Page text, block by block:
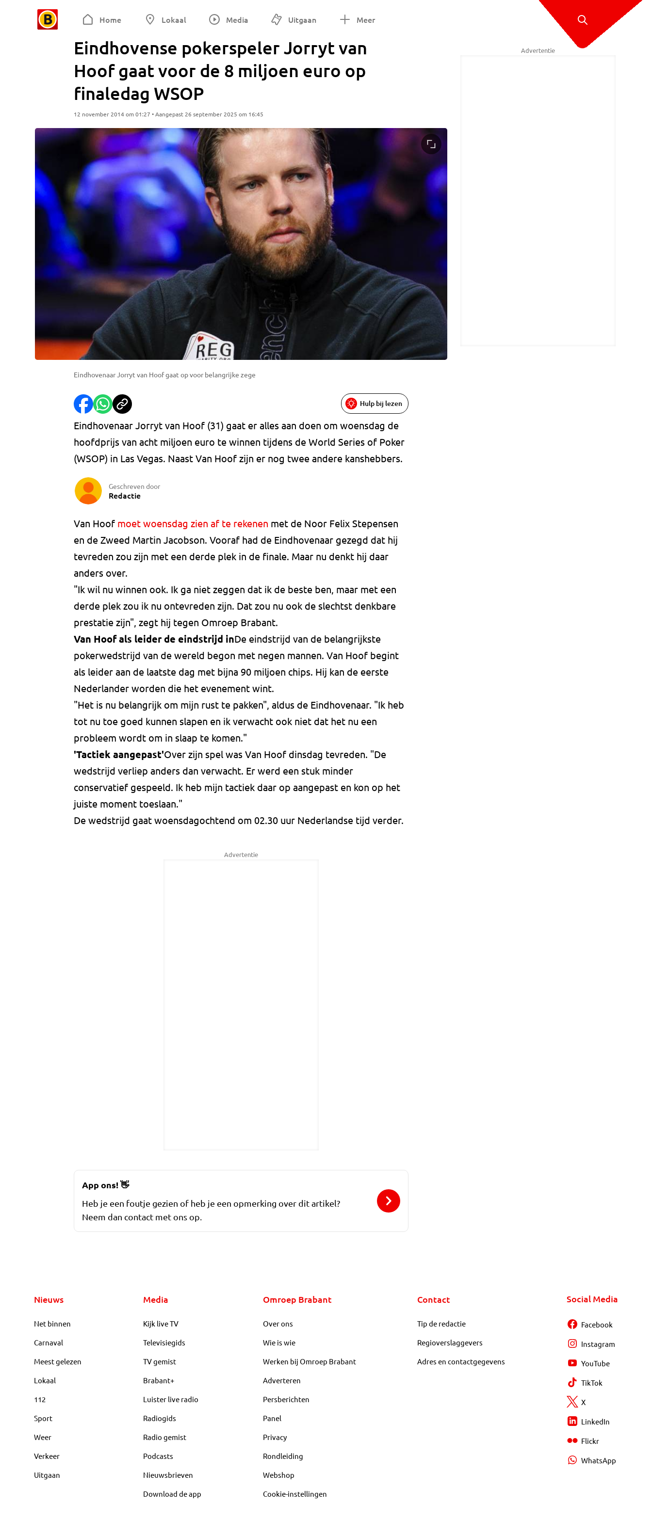
Home Lokaal Media Uitgaan Meer
Eindhovense pokerspeler Jorryt van
Hoof gaat voor de 8 miljoen euro op
finaledag WSOP
12 november 2014 om 01:27 • Aangepast 26 september 2025 om 16:45
Eindhovenaar Jorryt van Hoof gaat op voor belangrijke zege
Hulp bij lezen
Eindhovenaar Jorryt van Hoof (31) gaat er alles aan doen om woensdag de
hoofdprijs van acht miljoen euro te winnen tijdens de World Series of Poker
(WSOP) in Las Vegas. Naast Van Hoof zijn er nog twee andere kanshebbers.
Geschreven door
Redactie
Van Hoof moet woensdag zien af te rekenen met de Noor Felix Stepensen
en de Zweed Martin Jacobson. Vooraf had de Eindhovenaar gezegd dat hij
tevreden zou zijn met een derde plek in de finale. Maar nu denkt hij daar
anders over.
"Ik wil nu winnen ook. Ik ga niet zeggen dat ik de beste ben, maar met een
derde plek zou ik nu ontevreden zijn. Dat zou nu ook de slechtst denkbare
prestatie zijn", zegt hij tegen Omroep Brabant.
Van Hoof als leider de eindstrijd inDe eindstrijd van de belangrijkste
pokerwedstrijd van de wereld begon met negen mannen. Van Hoof begint
als leider aan de laatste dag met bijna 90 miljoen chips. Hij kan de eerste
Nederlander worden die het evenement wint.
"Het is nu belangrijk om mijn rust te pakken", aldus de Eindhovenaar. "Ik heb
tot nu toe goed kunnen slapen en ik verwacht ook niet dat het nu een
probleem wordt om in slaap te komen."
'Tactiek aangepast'Over zijn spel was Van Hoof dinsdag tevreden. "De
wedstrijd verliep anders dan verwacht. Er werd een stuk minder
conservatief gespeeld. Ik heb mijn tactiek daar op aangepast en kon op het
juiste moment toeslaan."
De wedstrijd gaat woensdagochtend om 02.30 uur Nederlandse tijd verder.
Advertentie
Advertentie
App ons!👋
Heb je een foutje gezien of heb je een opmerking over dit artikel?
Neem dan contact met ons op.
Nieuws
Net binnen
Carnaval
Meest gelezen
Lokaal
112
Sport
Weer
Verkeer
Uitgaan
Media
Kijk live TV
Televisiegids
TV gemist
Brabant+
Luister live radio
Radiogids
Radio gemist
Podcasts
Nieuwsbrieven
Download de app
Omroep Brabant
Over ons
Wie is wie
Werken bij Omroep Brabant
Adverteren
Persberichten
Panel
Privacy
Rondleiding
Webshop
Cookie-instellingen
Contact
Tip de redactie
Regioverslaggevers
Adres en contactgegevens
Social Media
Facebook
Instagram
YouTube
TikTok
X
LinkedIn
Flickr
WhatsApp